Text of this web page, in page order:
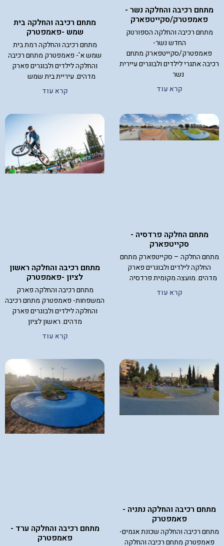
מתחם רכיבה והחלקה נשר -
פאמפטרק/סקייטפארק
מתחם רכיבה והחלקה הספורטק
החדש נשר-
פאמפטרק/סקייטפארק מתחם
רכיבה אתגרי לילדים ולבוגרים עיירית
נשר
קרא עוד
מתחם רכיבה והחלקה בית
שמש -פאמפטרק
מתחם רכיבה והחלקה רמת בית
שמש א'- פאמפטרק מתחם רכיבה
והחלקה לילדים ולבוגרים פארק
מדהים. עיריית בית שמש
קרא עוד
מתחם החלקה פרדסיה -
סקייטפארק
מתחם החלקה – סקייטפארק מתחם
החלקה לילדים ולבוגרים פארק
מדהים. מועצה מקומית פרדסיה
קרא עוד
מתחם רכיבה והחלקה ראשון
לציון -פאמפטרק
מתחם רכיבה והחלקה פארק
המשפחות- פאמפטרק מתחם רכיבה
והחלקה לילדים ולבוגרים פארק
מדהים. ראשון לציון
קרא עוד
מתחם רכיבה והחלקה נתניה -
פאמפטרק
מתחם רכיבה והחלקה שכונת אגמים-
פאמפטרק מתחם רכיבה והחלקה
מתחם רכיבה והחלקה ערד -
פאמפטרק